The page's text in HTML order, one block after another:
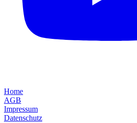
Home
AGB
Impressum
Datenschutz